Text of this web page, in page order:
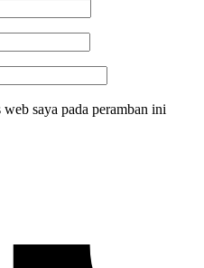
saya pada peramban ini